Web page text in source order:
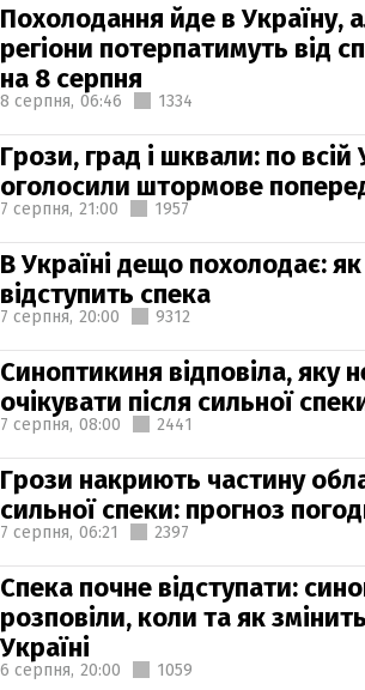
Похолодання йде в Україну,
регіони потерпатимуть від
на 8 серпня
8 серпня, 06:46 1334
Грози, град і шквали: по всій
оголосили штормове
7 серпня, 21:00 1957
В Україні дещо похолодає:
відступить спека
7 серпня, 20:00 9312
Синоптикиня відповіла, яку
очікувати після сильної
7 серпня, 08:00 2441
Грози накриють частину
сильної спеки: прогноз
7 серпня, 06:21 2397
Спека почне відступати:
розповіли, коли та як
Україні
6 серпня, 20:00 1059